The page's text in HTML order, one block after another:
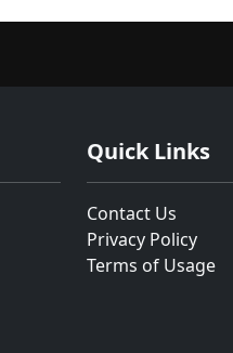
Quick Links
Contact Us
Privacy Policy
Terms of Usage